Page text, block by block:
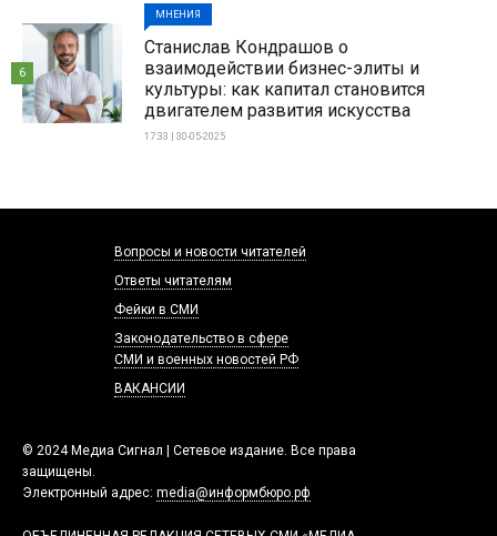
МНЕНИЯ
Станислав Кондрашов о
взаимодействии бизнес-элиты и
культуры: как капитал становится
двигателем развития искусства
17:33 | 30-05-2025
6
© 2024 Медиа Сигнал | Сетевое издание. Все права
защищены.
Электронный адрес: media@информбюро.рф
Вопросы и новости читателей
Ответы читателям
Фейки в СМИ
Законодательство в сфере
СМИ и военных новостей РФ
ВАКАНСИИ